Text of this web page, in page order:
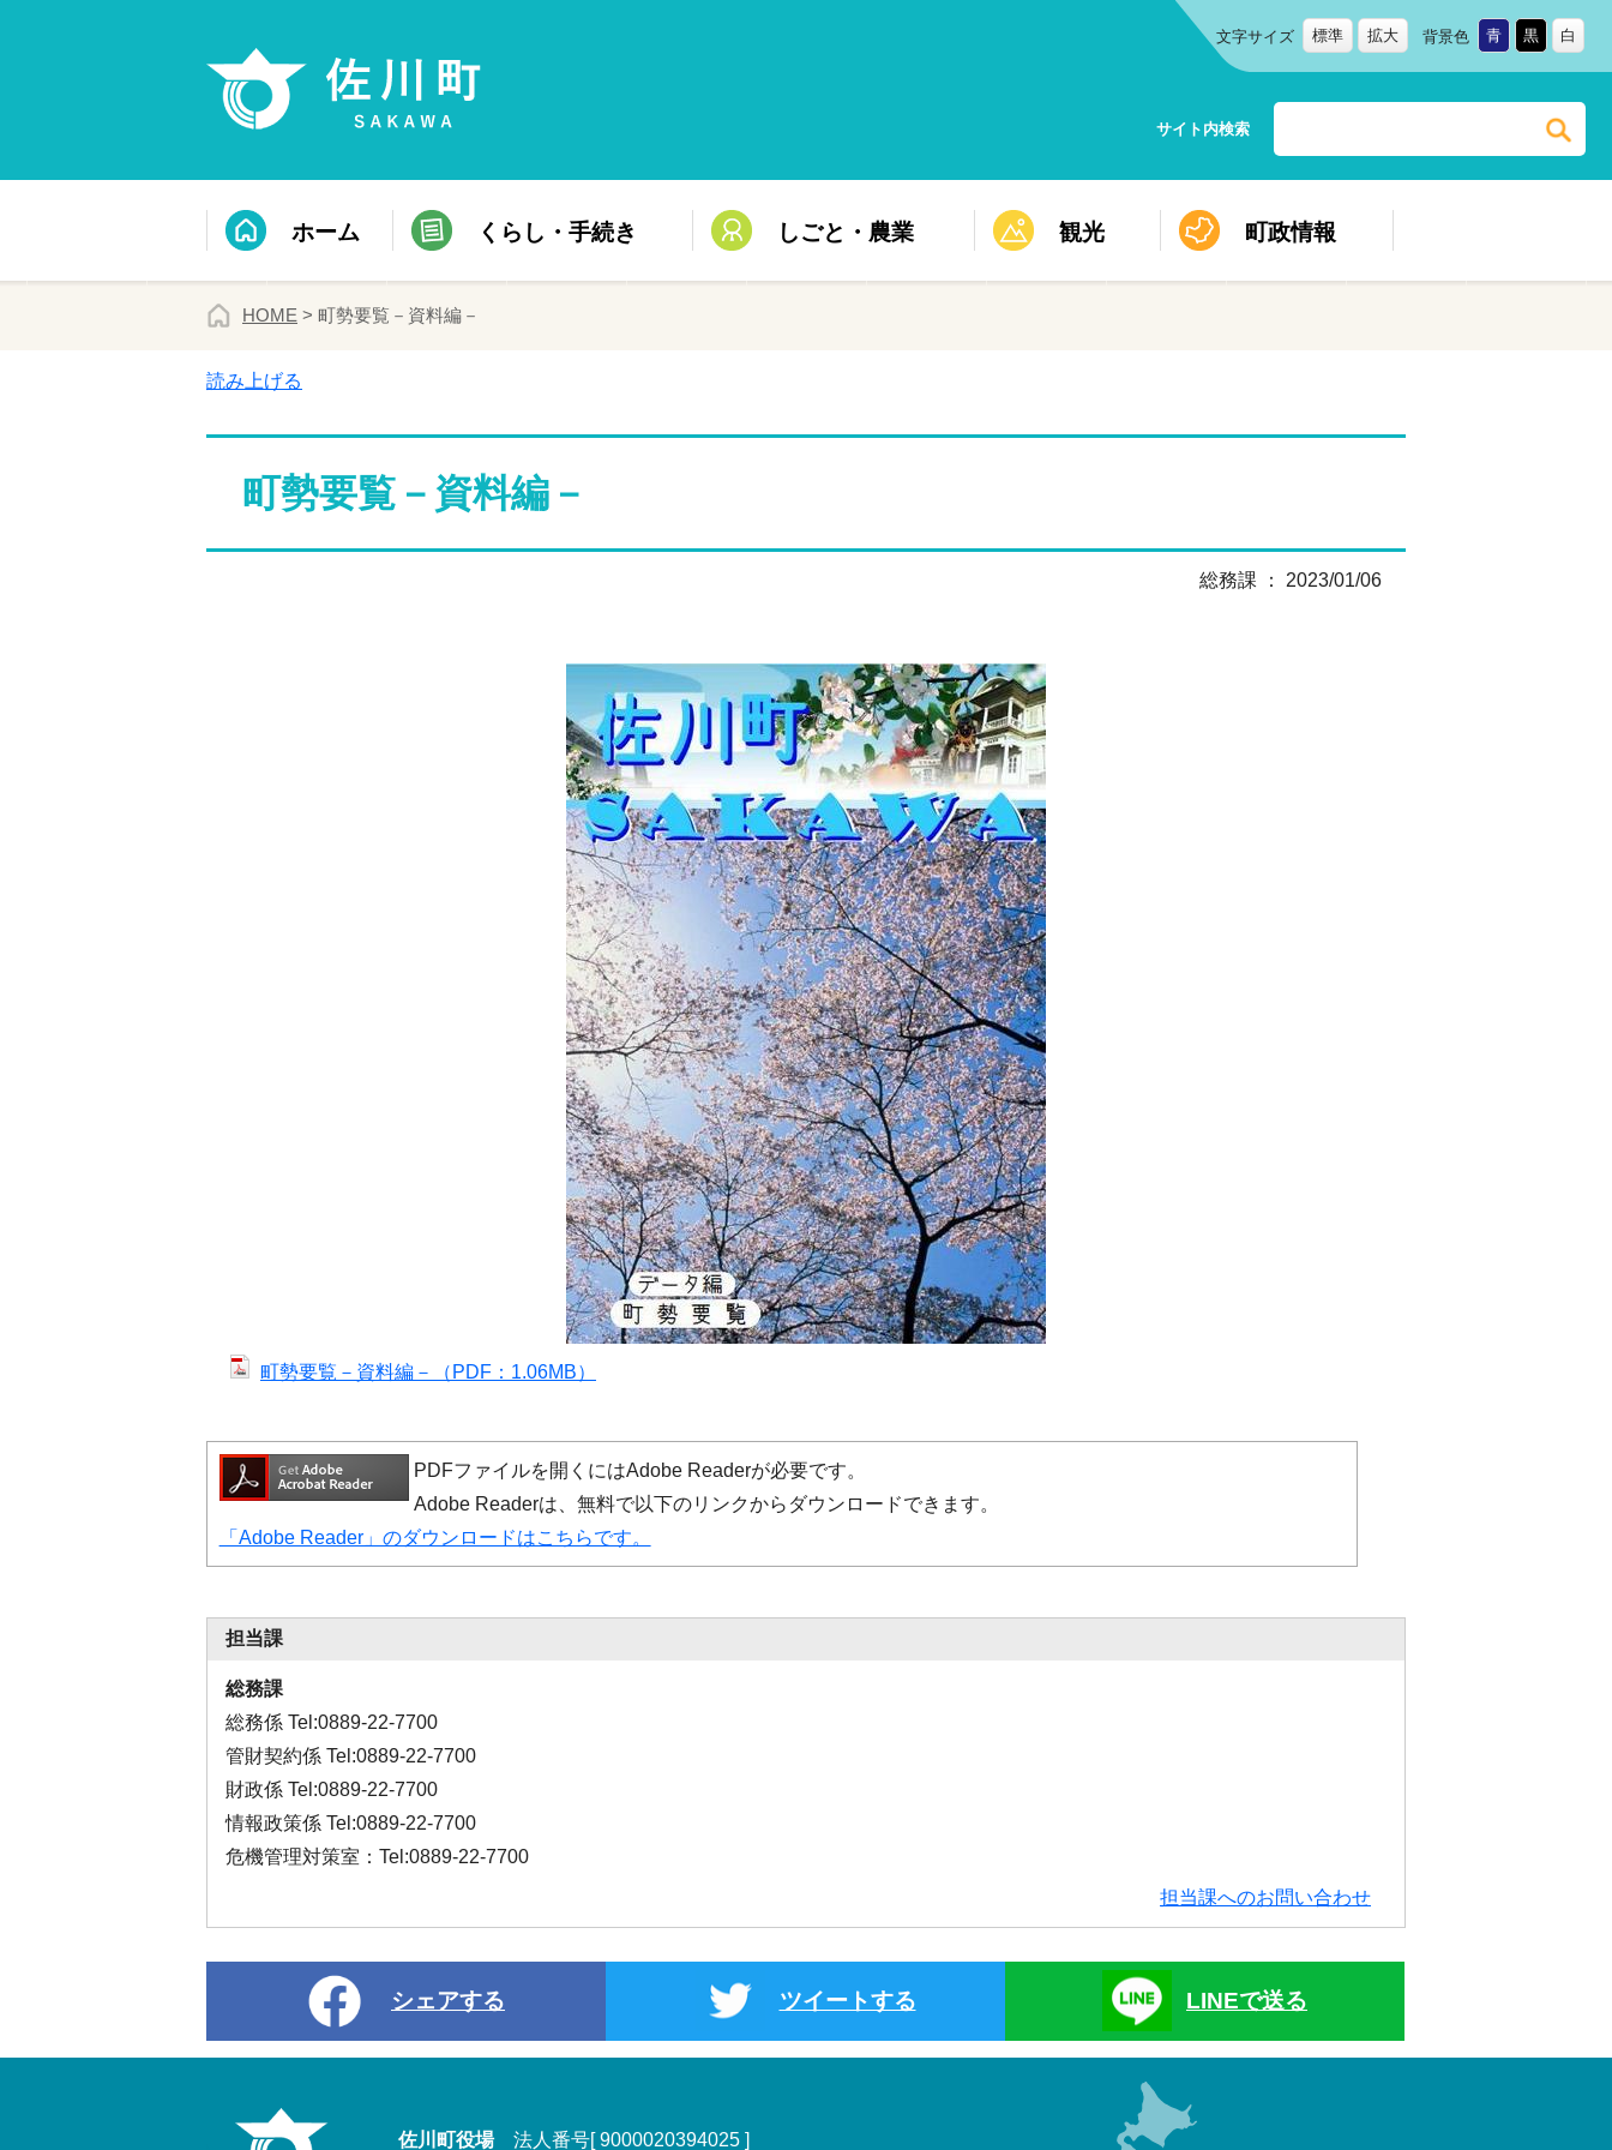
文字サイズ 標準 拡大 背景色 青 黒 白
サイト内検索
ホーム くらし・手続き しごと・農業 観光 町政情報
HOME > 町勢要覧－資料編－
読み上げる
町勢要覧－資料編－
総務課 ： 2023/01/06
町勢要覧－資料編－（PDF：1.06MB）
PDFファイルを開くにはAdobe Readerが必要です。
Adobe Readerは、無料で以下のリンクからダウンロードできます。
「Adobe Reader」のダウンロードはこちらです。
担当課
総務課
総務係 Tel:0889-22-7700
管財契約係 Tel:0889-22-7700
財政係 Tel:0889-22-7700
情報政策係 Tel:0889-22-7700
危機管理対策室：Tel:0889-22-7700
担当課へのお問い合わせ
シェアする ツイートする LINEで送る
佐川町役場法人番号[ 9000020394025 ]